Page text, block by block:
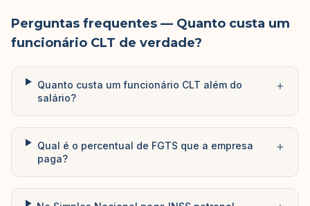
Perguntas frequentes — Quanto custa um
funcionário CLT de verdade?
Quanto custa um funcionário CLT além do
salário?
+
Qual é o percentual de FGTS que a empresa
paga?
+